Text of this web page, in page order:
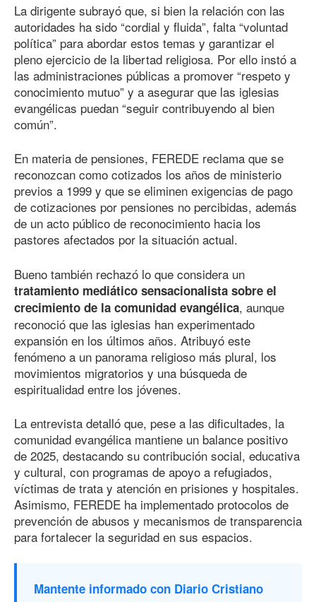
La dirigente subrayó que, si bien la relación con las
autoridades ha sido “cordial y fluida”, falta “voluntad
política” para abordar estos temas y garantizar el
pleno ejercicio de la libertad religiosa. Por ello instó a
las administraciones públicas a promover “respeto y
conocimiento mutuo” y a asegurar que las iglesias
evangélicas puedan “seguir contribuyendo al bien
común”.
En materia de pensiones, FEREDE reclama que se
reconozcan como cotizados los años de ministerio
previos a 1999 y que se eliminen exigencias de pago
de cotizaciones por pensiones no percibidas, además
de un acto público de reconocimiento hacia los
pastores afectados por la situación actual.
Bueno también rechazó lo que considera un
tratamiento mediático sensacionalista sobre el
crecimiento de la comunidad evangélica, aunque
reconoció que las iglesias han experimentado
expansión en los últimos años. Atribuyó este
fenómeno a un panorama religioso más plural, los
movimientos migratorios y una búsqueda de
espiritualidad entre los jóvenes.
La entrevista detalló que, pese a las dificultades, la
comunidad evangélica mantiene un balance positivo
de 2025, destacando su contribución social, educativa
y cultural, con programas de apoyo a refugiados,
víctimas de trata y atención en prisiones y hospitales.
Asimismo, FEREDE ha implementado protocolos de
prevención de abusos y mecanismos de transparencia
para fortalecer la seguridad en sus espacios.
Mantente informado con Diario Cristiano